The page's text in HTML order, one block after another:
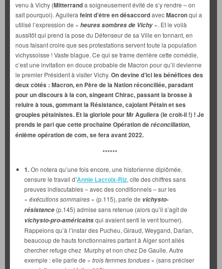
venu à Vichy (Mitterranda soigneusement évité de s’y rendre – on
sait pourquoi). Aguilera feint d’être en désaccordavecMacronqui a
utilisé l’expression de « heures sombres de Vichy ». Et le voilà
aussitôt qui prend la pose du Défenseur de sa Ville en tonnant, en
nous faisant croire que ses protestations servent toute la population
vichyssoisse ! Vaste blague. Ce qui se trame derrière cette comédie,
c’est une invitation en douce probable de Macron pour qu’il devienne
le premier Président à visiter Vichy. On devine d’ici les bénéfices des
deux côtés : Macron, en Père de la Nation réconciliée, paradant
pour un discours à la con, singeant Chirac, passant la brosse à
reluire à tous, gommant la Résistance, cajolant Pétain et ses
groupies pétainistes. Et la gloriole pour Mr Aguilera (le croit-il !) ! Je
prends le pari que cette prochaine Opération deréconciliation,
énième opération de com, se fera avant 2022.
******
1.On notera qu’une fois encore, une historienne diplômée,
censure le travail d’Annie Lacroix-Riz, cite des chiffres sans
preuves indiscutables – avec des conditionnels – sur les
« éxécutions sommaires » (p.115), parle de vichysto-
résistance (p.145) admise sans retenue (alors qu’il s’agit de
vichysto-pro-américainsqui avaient senti le vent tourner).
Rappelons qu’à l’instar des Pucheu, Giraud, Weygand, Darlan,
beaucoup de hauts fonctionnaires partant à Alger sont allés
chercher refuge chez Murphy et non chez De Gaulle. Autre
exemple : elle parle de « trois femmes tondues » (sans préciser